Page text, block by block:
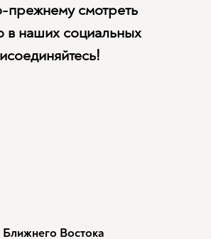
прежнему смотреть
в наших социальных
Востока